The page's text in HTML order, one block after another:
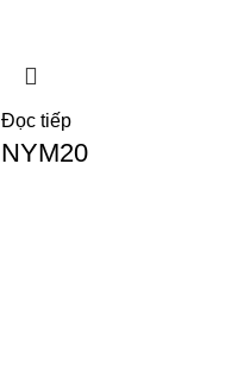
Đọc tiếp
NYM20